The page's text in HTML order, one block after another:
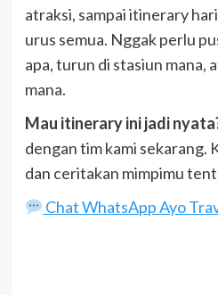
atraksi, sampai itinerary
urus semua. Nggak perlu
apa, turun di stasiun mana,
mana.
Mau itinerary ini jadi
dengan tim kami sekarang.
dan ceritakan mimpimu
Chat WhatsApp Ayo